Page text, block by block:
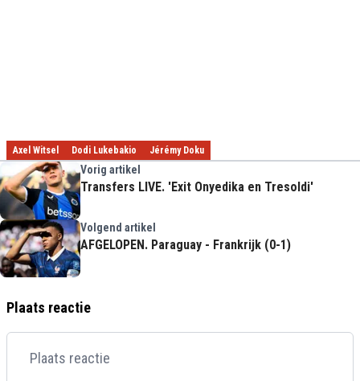
Axel Witsel Dodi Lukebakio Jérémy Doku
Vorig artikel
Transfers LIVE. 'Exit Onyedika en Tresoldi'
Volgend artikel
AFGELOPEN. Paraguay - Frankrijk (0-1)
Plaats reactie